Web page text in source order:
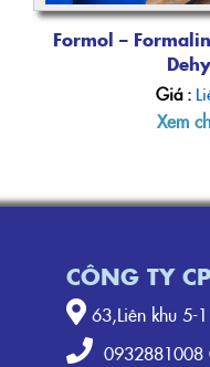
Formol –
Giá :
Xem
CÔNG TY
63,Liên khu 5-
0932881008